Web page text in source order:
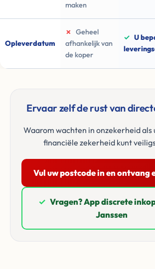
maken
Opleverdatum
✗
Geheel
afhankelijk van
de koper
✓ U
Ervaar zelf de rust van
Waarom wachten in onzekerheid als
financiële zekerheid kunt
Vul uw postcode in en ontvang
✓ Vragen? App discrete
Janssen